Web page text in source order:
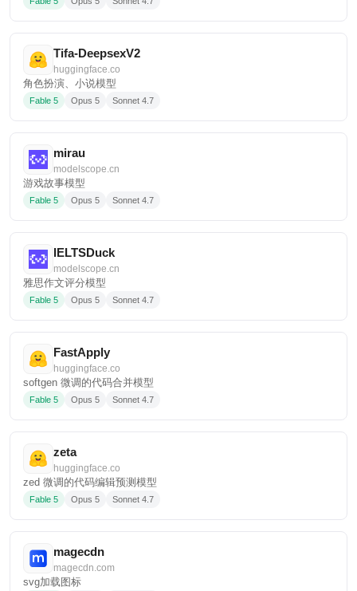
Tifa-DeepsexV2
huggingface.co
角色扮演、小说模型
Fable 5 Opus 5 Sonnet 4.7
mirau
modelscope.cn
游戏故事模型
Fable 5 Opus 5 Sonnet 4.7
IELTSDuck
modelscope.cn
雅思作文评分模型
Fable 5 Opus 5 Sonnet 4.7
FastApply
huggingface.co
softgen 微调的代码合并模型
Fable 5 Opus 5 Sonnet 4.7
zeta
huggingface.co
zed 微调的代码编辑预测模型
Fable 5 Opus 5 Sonnet 4.7
magecdn
magecdn.com
svg加载图标